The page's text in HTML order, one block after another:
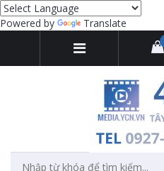
Powered by Translate